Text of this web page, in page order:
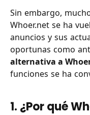
Sin embargo,
Whoer.net se ha
anuncios y sus
oportunas como
alternativa a
funciones se ha
1. ¿Por qué